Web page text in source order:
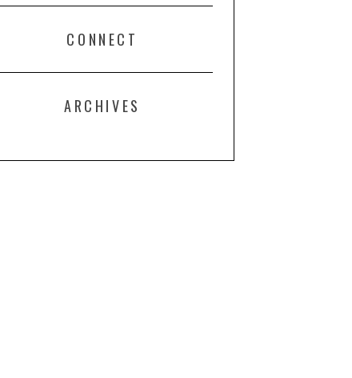
CONNECT
ARCHIVES